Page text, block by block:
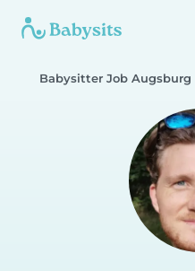
Babysitter Job Augsburg